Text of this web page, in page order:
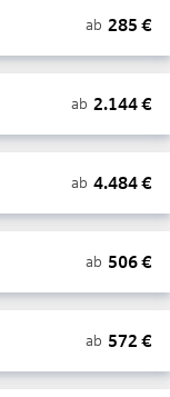
ab 285 €
ab 2.144€
ab 4.484€
ab 506€
ab 572 €